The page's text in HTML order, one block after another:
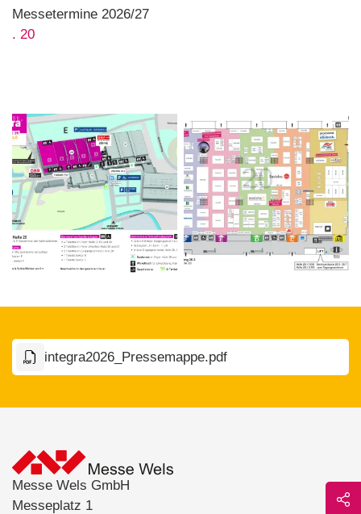
Messetermine 2026/27
. 20
integra2026_Pressemappe.pdf
Messe Wels GmbH
Messeplatz 1